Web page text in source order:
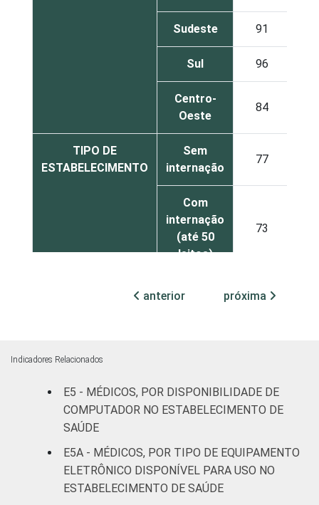
Sudeste 91
Sul 96
Centro-
Oeste
84
TIPO DE
ESTABELECIMENTO
Sem
internação
77
Com
internação
(até 50
leitos)
73
FAIXA ETÁRIA
Até 35
75
De 36 a 50
anos
89
anterior próxima
Indicadores Relacionados
E5 - MÉDICOS, POR DISPONIBILIDADE DE
COMPUTADOR NO ESTABELECIMENTO DE
SAÚDE
E5A - MÉDICOS, POR TIPO DE EQUIPAMENTO
ELETRÔNICO DISPONÍVEL PARA USO NO
ESTABELECIMENTO DE SAÚDE